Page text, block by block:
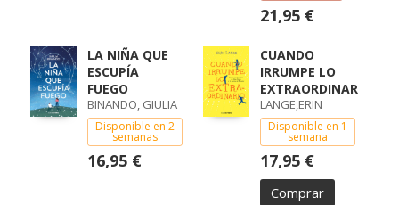
21,95 €
LA NIÑA QUE
ESCUPÍA
FUEGO
BINANDO, GIULIA
Disponible en 2
semanas
16,95 €
CUANDO
IRRUMPE LO
EXTRAORDINAR
LANGE,ERIN
Disponible en 1
semana
17,95 €
Comprar